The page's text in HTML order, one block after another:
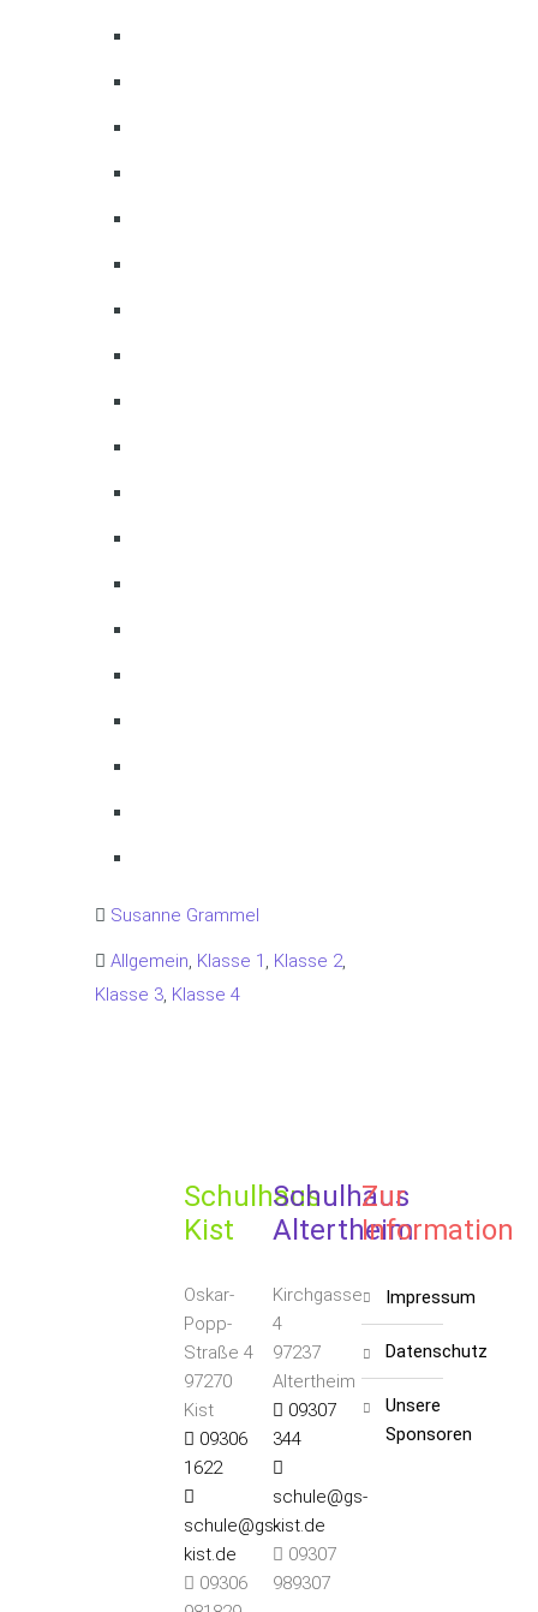
Susanne Grammel
Allgemein, Klasse 1 , Klasse 2,
Klasse 3, Klasse 4
Schulhaus
Kist
Oskar-
Popp-
Straße 4
97270
Kist
09306
1622
schule@gs-
kist.de
09306
Schulhaus
Altertheim
Kirchgasse
4
97237
Altertheim
09307
344
schule@gs-
kist.de
09307
989307
Zur
Information
impressum
datenschutz
unsere
Sponsoren